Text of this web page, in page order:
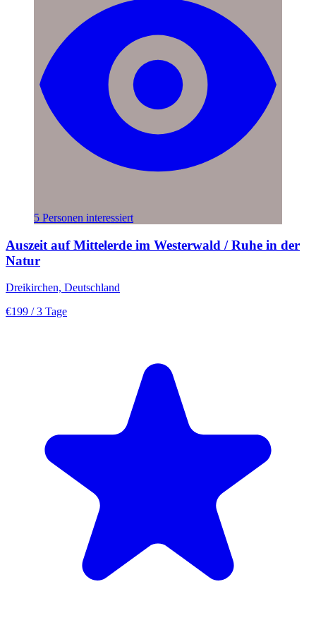
5 Personen interessiert
Auszeit auf Mittelerde im Westerwald / Ruhe in der
Natur
Dreikirchen, Deutschland
€199 / 3 Tage